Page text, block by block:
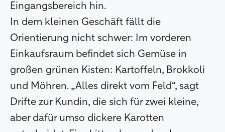
Eingangsbereich hin.
In dem kleinen Geschäft fällt die
Orientierung nicht schwer: Im vorderen
Einkaufsraum befindet sich Gemüse in
großen grünen Kisten: Kartoffeln, Brokkoli
und Möhren. „Alles direkt vom Feld“, sagt
Drifte zur Kundin, die sich für zwei kleine,
aber dafür umso dickere Karotten